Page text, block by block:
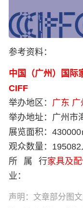
参考资料：
中国（广州）国际
CIFF
举办地区： 广东 广
举办地址： 广州市
展览面积： 430000
观众数量： 195082
所属行
业：
家具及
声明：文章部分图